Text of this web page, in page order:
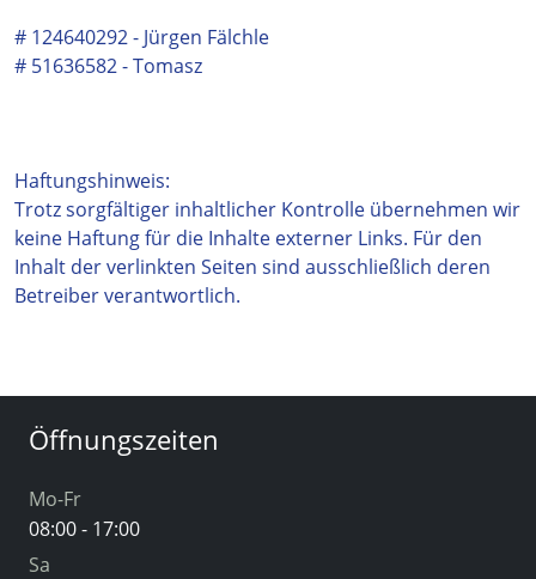
# 124640292 - Jürgen Fälchle
# 51636582 - Tomasz
Haftungshinweis:
Trotz sorgfältiger inhaltlicher Kontrolle übernehmen wir
keine Haftung für die Inhalte externer Links. Für den
Inhalt der verlinkten Seiten sind ausschließlich deren
Betreiber verantwortlich.
Öffnungszeiten
Mo-Fr
08:00 - 17:00
Sa